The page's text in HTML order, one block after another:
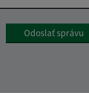
Google reCaptcha
Odoslať správu